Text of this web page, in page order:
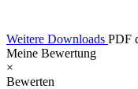
Weitere Downloads PDF
Meine Bewertung
×
Bewerten